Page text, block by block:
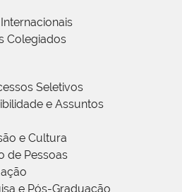
Colegiados
Seletivos
e Assuntos
e Cultura
de Pessoas
e Pós-Graduação